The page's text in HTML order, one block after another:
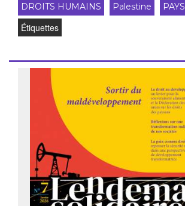
DROITS HUMAINS
Palestine PAYS
Étiquettes